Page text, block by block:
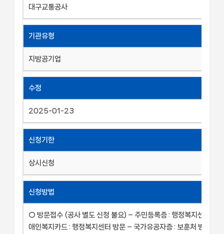
대구교통공사
기관유형
지방공기업
수정
2025-01-23
신청기한
상시신청
신청방법
○ 방문접수 (공사 별도 신청 불요) – 주민등록증 : 행정복지센터 방
애인복지카드 : 행정복지센터 방문 – 국가유공자증 : 보훈처 방문 –